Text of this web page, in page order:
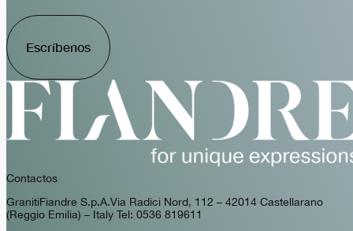
Escríbenos
Contactos
GranitiFiandre S.p.A. Via Radici Nord, 112 – 42014 Castellarano
(Reggio Emilia) – Italy Tel: 0536 819611